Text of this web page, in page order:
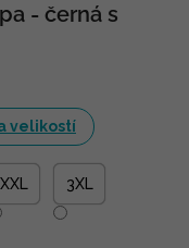
- černá s
velikostí
XXL 3XL